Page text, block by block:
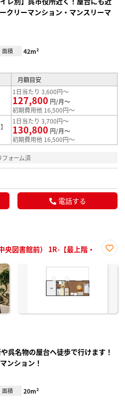
クリーマンション・マンスリーマ
面積 42m²
月額目安
1日当たり 3,600円～
127,800 円/月～
初期費用他 16,500円～
1日当たり 3,700円～
130,800 円/月～
初期費用他 16,500円～
フォーム済
電話する
図書館前） 1R-【最上階・
に入
呉名物の屋台へ徒歩で行けます！
ンション！
面積 20m²